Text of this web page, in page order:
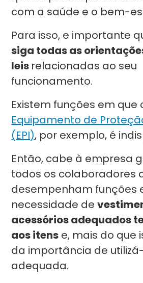
com a saúde e o bem-
Para isso, e importante
siga todas as
leis relacionadas ao seu
funcionamento.
Existem funções em que
Equipamento de
(EPI), por exemplo, é
Então, cabe à empresa
todos os colaboradores
desempenham funções
necessidade de
acessórios adequados
aos itens e, mais do que
da importância de
adequada.